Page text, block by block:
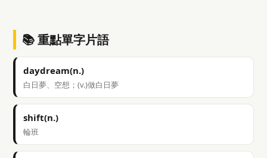
📚 重點單字片語
daydream(n.)
白日夢、空想；(v.)做白日夢
shift(n.)
輪班